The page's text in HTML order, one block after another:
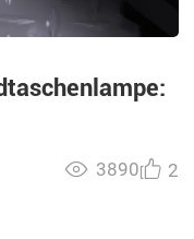
3890 2